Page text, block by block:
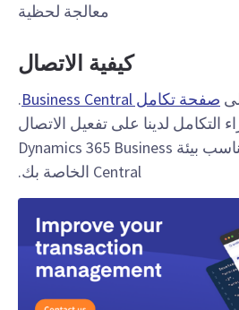
معالجة لحظية
كيفية الاتصال
صفحة تكامل Business Central
.
لدينا على تفعيل الاتصال
وتخصيص الإعدادات لتناسب بيئة Dynamics 365 Business
Central الخاصة بك.